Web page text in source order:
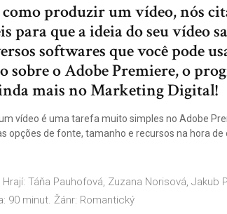
produzir um vídeo, nós
para que a ideia do seu vídeo
softwares que você pode
sobre o Adobe Premiere, o
mais no Marketing Digital!
vídeo é uma tarefa muito simples no Adobe
opções de fonte, tamanho e recursos na hora de
Táňa Pauhofová, Zuzana Norisová, Jakub
90 minut. Žánr: Romantický